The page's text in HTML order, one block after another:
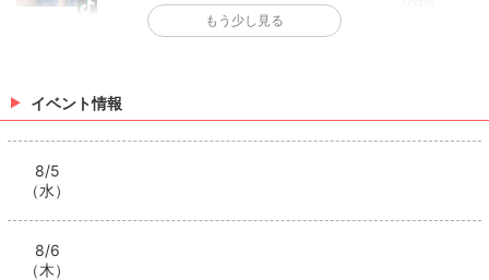
もう少し見る
イベント情報
8/5
（水）
8/6
（木）